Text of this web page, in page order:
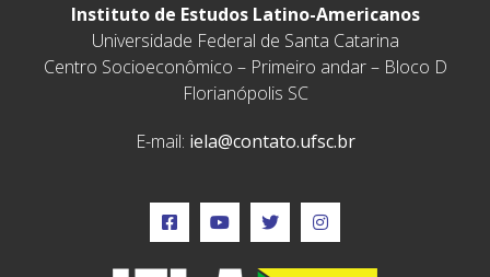
Instituto de Estudos Latino-Americanos
Universidade Federal de Santa Catarina
Centro Socioeconômico – Primeiro andar – Bloco D
Florianópolis SC
E-mail: iela@contato.ufsc.br